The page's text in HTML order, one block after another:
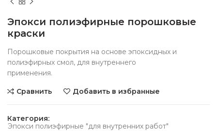
Эпокси полиэфирные порошковые
краски
Порошковые покрытия на основе эпоксидных и
полиэфирных смол, для внутреннего
применения.
Сравнить Добавить в избранные
Категория:
Эпокси полиэфирные "для внутренних работ"